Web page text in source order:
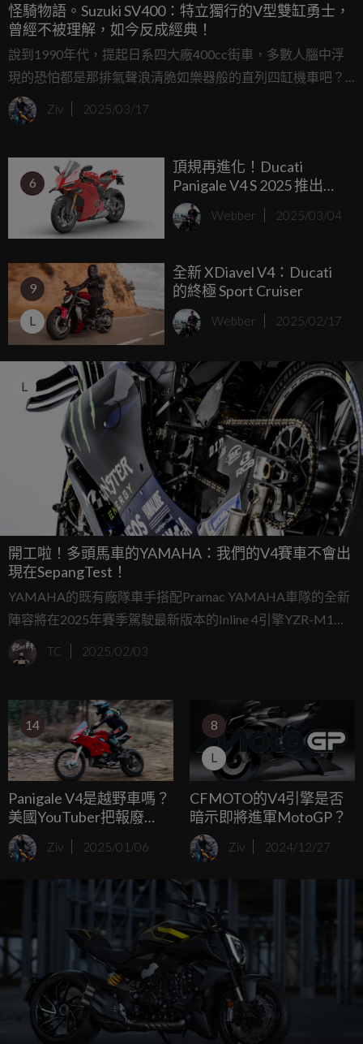
怪騎物語。Suzuki SV400：特立獨行的V型雙缸勇士，
曾經不被理解，如今反成經典！
說到1990年代，提起日系四大廠400cc街車，多數人腦中浮
現的恐怕都是那排氣聲浪清脆如樂器般的直列四缸機車吧？
但就在直四當道、各大品牌爭相推出「四缸大合唱」的年
代，Suzuki 卻在1998年獨樹一幟地推出了搭載90度V型雙缸
——在直四盛世中玩起雙缸，是自信爆棚，還是另有玄機？
Ziv 2025/03/17
6
頂規再進化！Ducati
Panigale V4 S 2025 推出
Carbon 與 Carbon Pro 雙版
本。碳纖武裝、賽道科技
Webber 2025/03/04
9
L
全新 XDiavel V4：Ducati
的終極 Sport Cruiser
Webber 2025/02/17
L
開工啦！多頭馬車的YAMAHA：我們的V4賽車不會出
現在SepangTest！
YAMAHA的既有廠隊車手搭配Pramac YAMAHA車隊的全新
陣容將在2025年賽季駕駛最新版本的Inline 4引擎YZR-M1參
戰。 但YAMAHA針對新款的V4賽車外卡的可能性並沒有否
認，並且極有可能在2026年賽季中正式實戰。如果確實如
車的開發必要性也將會讓YAMAHA在接下來的三個賽季中在
三種不同配置的賽車開發中忙得不可開交。
TC 2025/02/03
14
Panigale V4是越野車嗎？
美國YouTuber把報廢
Ducati轉生成V4越野車！
Ziv 2025/01/06
8
L
CFMOTO的V4引擎是否
暗示即將進軍MotoGP？
Ziv 2024/12/27